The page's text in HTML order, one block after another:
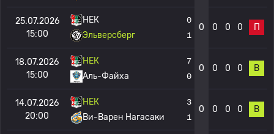
25.07.2026
15:00
НЕК
Эльверсберг
0
1
0 0 0 0 П
18.07.2026
15:00
НЕК
Аль-Файха
7
0
0 0 0 0 В
14.07.2026
20:00
НЕК
Ви-Варен Нагасаки
3
1
0 0 0 0 В